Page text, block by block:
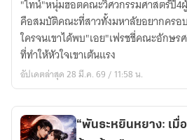
จับจอง
หัวใจ
นาย
วิศวะ
จอม
"ไทน์"หนุ่มฮอตคณะวิศวกรรมศาสตร์ปี4ผู้
คือสมบัติคณะที่สาวทั้งมหาลัยอยากครอ
ใครจนเขาได้พบ"เอย"เฟรชชี่คณะอักษร
ที่ทำให้หัวใจเขาเต้นแรง
อัปเดตล่าสุด 28 มี.ค. 69 / 11:58 น.
“พันธะหยินหยาง: เมื่